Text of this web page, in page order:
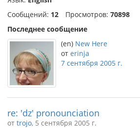
Сообщений: 12 Просмотров: 70898
Последнее сообщение
(en) New Here
от erinja
7 сентября 2005 г.
re: 'dz' pronounciation
от trojo, 5 сентября 2005 г.